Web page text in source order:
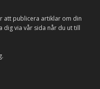
att publicera artiklar om din
dig via vår sida når du ut till